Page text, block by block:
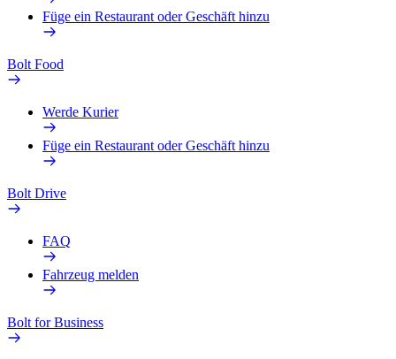
Füge ein Restaurant oder Geschäft hinzu
Bolt Food
Werde Kurier
Füge ein Restaurant oder Geschäft hinzu
Bolt Drive
FAQ
Fahrzeug melden
Bolt for Business